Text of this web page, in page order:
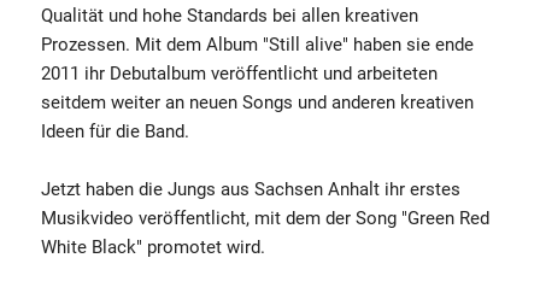
Qualität und hohe Standards bei allen kreativen
Prozessen. Mit dem Album "Still alive" haben sie ende
2011 ihr Debutalbum veröffentlicht und arbeiteten
seitdem weiter an neuen Songs und anderen kreativen
Ideen für die Band.
Jetzt haben die Jungs aus Sachsen Anhalt ihr erstes
Musikvideo veröffentlicht, mit dem der Song "Green Red
White Black" promotet wird.